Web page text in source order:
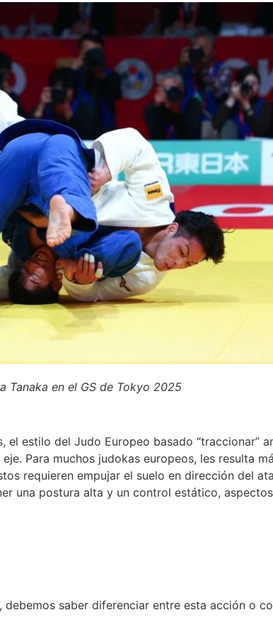
Tanaka en el GS de Tokyo 2025
estilo del Judo Europeo basado “traccionar”
Para muchos judokas europeos, les resulta
requieren empujar el suelo en dirección del
una postura alta y un control estático,
debemos saber diferenciar entre esta acción o